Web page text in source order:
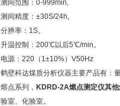
测间范围：0-999min,
测间精度：±30S/24h,
分辨率：1S。
升温控制：200℃以后5℃/min。
电源：220（1±10%）V50Hz
鹤壁科达煤质分析仪器主要产品有：
熔点系列， KDRD-2A燃点测定仪其
验室、化验室。